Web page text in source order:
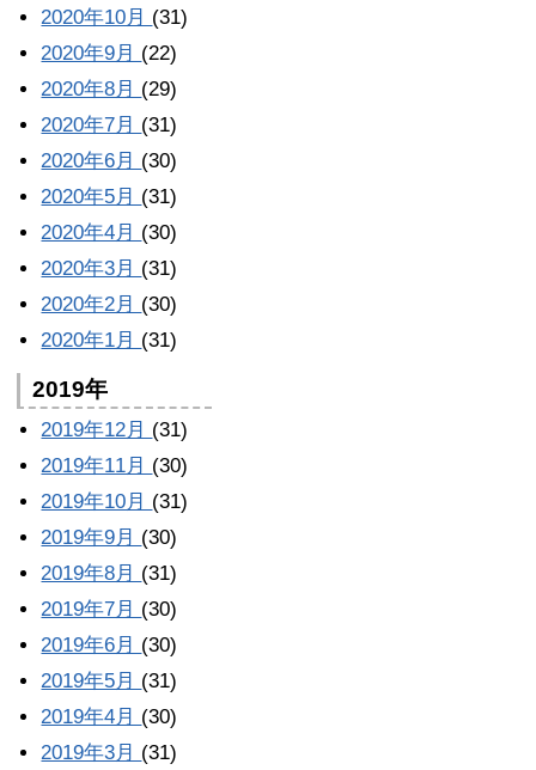
2020年10月 (31)
2020年9月 (22)
2020年8月 (29)
2020年7月 (31)
2020年6月 (30)
2020年5月 (31)
2020年4月 (30)
2020年3月 (31)
2020年2月 (30)
2020年1月 (31)
2019年
2019年12月 (31)
2019年11月 (30)
2019年10月 (31)
2019年9月 (30)
2019年8月 (31)
2019年7月 (30)
2019年6月 (30)
2019年5月 (31)
2019年4月 (30)
2019年3月 (31)